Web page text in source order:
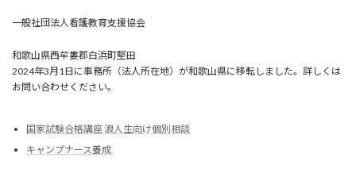
一般社団法人看護教育支援協会
和歌山県西牟婁郡白浜町堅田
2024年3月1日に事務所（法人所在地）が和歌山県に移転しました。詳しくは
お問い合わせください。
国家試験合格講座 浪人生向け個別相談
キャンプナース養成